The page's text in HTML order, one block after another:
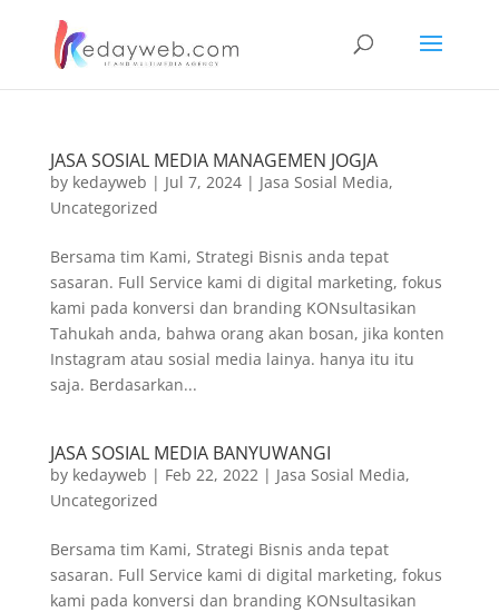
JASA SOSIAL MEDIA MANAGEMEN JOGJA
by kedayweb | Jul 7, 2024| Jasa Sosial Media,
Uncategorized
Bersama tim Kami, Strategi Bisnis anda tepat
sasaran. Full Service kami di digital marketing, fokus
kami pada konversi dan branding KONsultasikan
Tahukah anda, bahwa orang akan bosan, jika konten
Instagram atau sosial media lainya. hanya itu itu
saja. Berdasarkan...
JASA SOSIAL MEDIA BANYUWANGI
by kedayweb | Feb 22, 2022| Jasa Sosial Media,
Uncategorized
Bersama tim Kami, Strategi Bisnis anda tepat
sasaran. Full Service kami di digital marketing, fokus
kami pada konversi dan branding KONsultasikan